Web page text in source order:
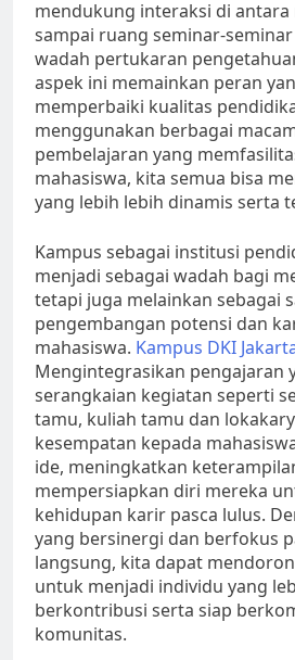
mendukung interaksi di antara
sampai ruang seminar-
wadah pertukaran
aspek ini memainkan peran
memperbaiki kualitas
menggunakan berbagai
pembelajaran yang
mahasiswa, kita semua bisa
yang lebih lebih dinamis serta
Kampus sebagai institusi
menjadi sebagai wadah bagi
tetapi juga melainkan sebagai
pengembangan potensi dan
mahasiswa. Kampus DKI
Mengintegrasikan pengajaran
serangkaian kegiatan seperti
tamu, kuliah tamu dan
kesempatan kepada
ide, meningkatkan
mempersiapkan diri mereka
kehidupan karir pasca lulus.
yang bersinergi dan berfokus
langsung, kita dapat
untuk menjadi individu yang
berkontribusi serta siap
komunitas.